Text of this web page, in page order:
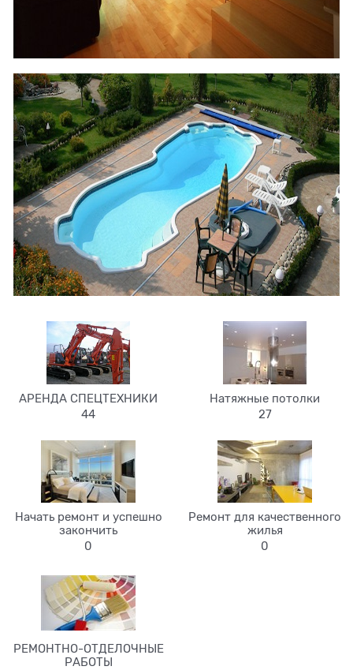
АРЕНДА СПЕЦТЕХНИКИ
44
Натяжные потолки
27
Начать ремонт и успешно
закончить
0
Ремонт для качественного
жилья
0
РЕМОНТНО-ОТДЕЛОЧНЫЕ
РАБОТЫ